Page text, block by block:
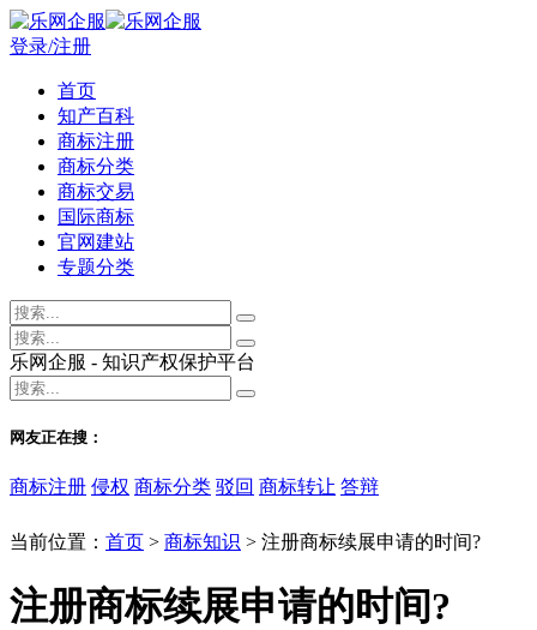
登录/注册
首页
知产百科
商标注册
商标分类
商标交易
国际商标
官网建站
专题分类
乐网企服 - 知识产权保护平台
网友正在搜：
商标注册 侵权 商标分类 驳回 商标转让 答辩
当前位置： 首页 > 商标知识 > 注册商标续展申请的时间?
注册商标续展申请的时间?